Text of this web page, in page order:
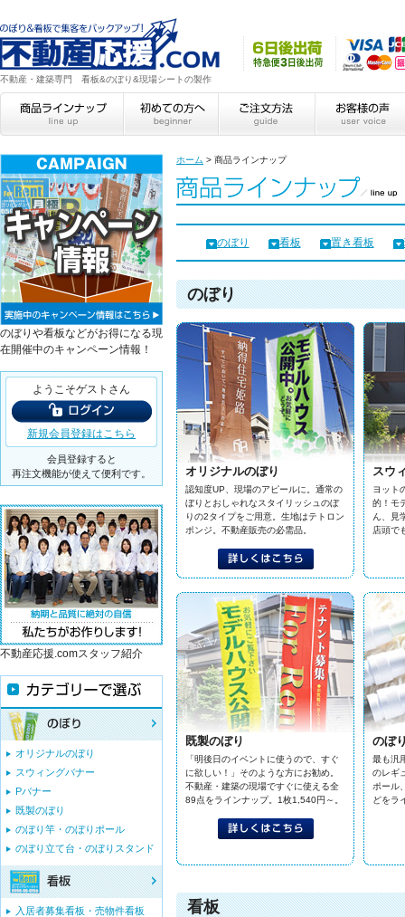
不動産・建築専門 看板&のぼり&現場シートの製作
ホーム > 商品ラインナップ
のぼり 看板 置き看板
のぼり
オリジナルのぼり
認知度UP、現場のアピールに。通常の
ぼりとおしゃれなスタイリッシュのぼ
りの2タイプをご用意。生地はテトロン
ポンジ。不動産販売の必需品。
スウ
ヨット
的！モ
ん、見
店頭で
既製のぼり
「明後日のイベントに使うので、すぐ
に欲しい！」そのような方にお勧め。
不動産・建築の現場ですぐに使える全
89点をラインナップ。1枚1,540円～。
のぼ
最も汎
のレギ
ポール
どをラ
看板
のぼりや看板などがお得になる現
在開催中のキャンペーン情報！
ようこそゲストさん
新規会員登録はこちら
会員登録すると
再注文機能が使えて便利です。
不動産応援.comスタッフ紹介
オリジナルのぼり
スウィングバナー
Pバナー
既製のぼり
のぼり竿・のぼりポール
のぼり立て台・のぼりスタンド
入居者募集看板・売物件看板